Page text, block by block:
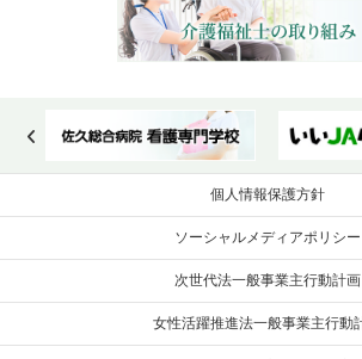
個人情報保護方針
ソーシャルメディアポリシー
次世代法一般事業主行動計画
女性活躍推進法一般事業主行動